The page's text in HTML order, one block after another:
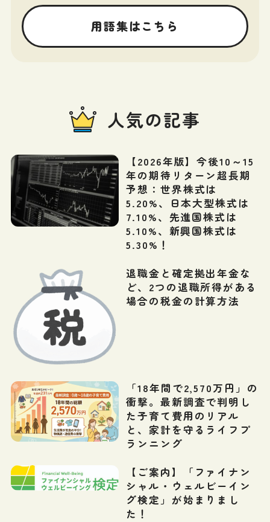
用語集はこちら
人気の記事
【2026年版】今後10～15
年の期待リターン超長期
予想：世界株式は
5.20%、日本大型株式は
7.10%、先進国株式は
5.10%、新興国株式は
5.30%！
退職金と確定拠出年金な
ど、2つの退職所得がある
場合の税金の計算方法
「18年間で2,570万円」の
衝撃。最新調査で判明し
た子育て費用のリアル
と、家計を守るライフプ
ランニング
【ご案内】「ファイナン
シャル・ウェルビーイン
グ検定」が始まりまし
た！